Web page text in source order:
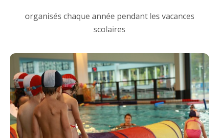
organisés chaque année pendant les vacances
scolaires